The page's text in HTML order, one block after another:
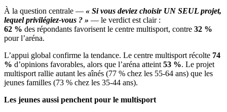
À la question centrale — « Si vous deviez choisir UN SEUL projet,
lequel privilégiez-vous ? » — le verdict est clair :
62 % des répondants favorisent le centre multisport, contre 32 %
pour l’aréna.
L’appui global confirme la tendance. Le centre multisport récolte 74
% d’opinions favorables, alors que l’aréna atteint 53 %. Le projet
multisport rallie autant les aînés (77 % chez les 55-64 ans) que les
jeunes familles (73 % chez les 35-44 ans).
Les jeunes aussi penchent pour le multisport